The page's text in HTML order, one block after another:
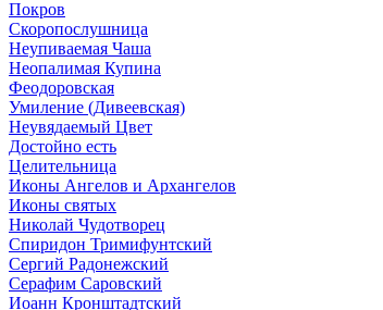
Покров
Скоропослушница
Неупиваемая Чаша
Неопалимая Купина
Феодоровская
Умиление (Дивеевская)
Неувядаемый Цвет
Достойно есть
Целительница
Иконы Ангелов и Архангелов
Иконы святых
Николай Чудотворец
Спиридон Тримифунтский
Сергий Радонежский
Серафим Саровский
Иоанн Кронштадтский